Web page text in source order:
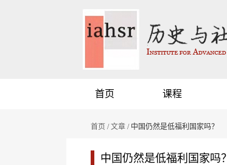
首页 课程
首页 /文章 / 中国仍然是低福利国家吗？
中国仍然是低福利国家吗？